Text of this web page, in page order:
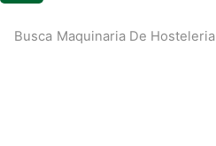
Busca Maquinaria De Hosteleria